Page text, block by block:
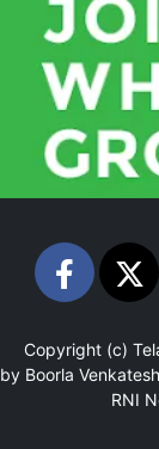
Copyright (c)
Boorla
RNI